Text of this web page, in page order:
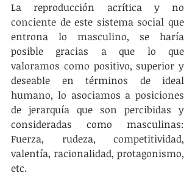
La reproducción acrítica y no
conciente de este sistema social que
entrona lo masculino, se haría
posible gracias a que lo que
valoramos como positivo, superior y
deseable en términos de ideal
humano, lo asociamos a posiciones
de jerarquía que son percibidas y
consideradas como masculinas:
Fuerza, rudeza, competitividad,
valentía, racionalidad, protagonismo,
etc.